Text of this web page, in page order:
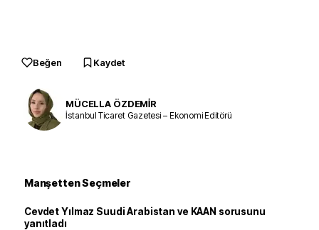
Beğen Kaydet
MÜCELLA ÖZDEMİR
İstanbul Ticaret Gazetesi – Ekonomi Editörü
Manşetten Seçmeler
Cevdet Yılmaz Suudi Arabistan ve KAAN sorusunu
yanıtladı